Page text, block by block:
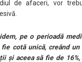
de afaceri, vor
pe o perioadă
fie cotă unică, creând
și aceea să fie de